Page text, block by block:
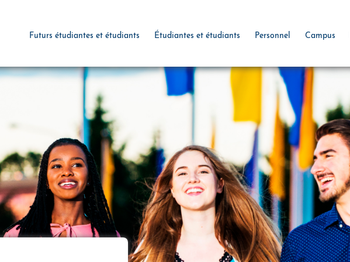
Futurs étudiantes et étudiants Étudiantes et étudiants Personnel Campus